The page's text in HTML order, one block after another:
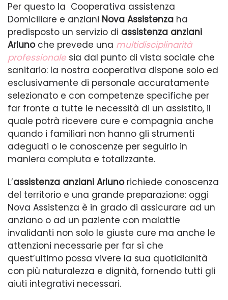
Per questo la Cooperativa assistenza
Domiciliare e anziani Nova Assistenza ha
predisposto un servizio di assistenza anziani
Arluno che prevede una multidisciplinarità
professionale sia dal punto di vista sociale che
sanitario: la nostra cooperativa dispone solo ed
esclusivamente di personale accuratamente
selezionato e con competenze specifiche per
far fronte a tutte le necessità di un assistito, il
quale potrà ricevere cure e compagnia anche
quando i familiari non hanno gli strumenti
adeguati o le conoscenze per seguirlo in
maniera compiuta e totalizzante.
L’assistenza anziani Arlunorichiede conoscenza
del territorio e una grande preparazione: oggi
Nova Assistenza è in grado di assicurare ad un
anziano o ad un paziente con malattie
invalidanti non solo le giuste cure ma anche le
attenzioni necessarie per far sì che
quest’ultimo possa vivere la sua quotidianità
con più naturalezza e dignità, fornendo tutti gli
aiuti integrativi necessari.